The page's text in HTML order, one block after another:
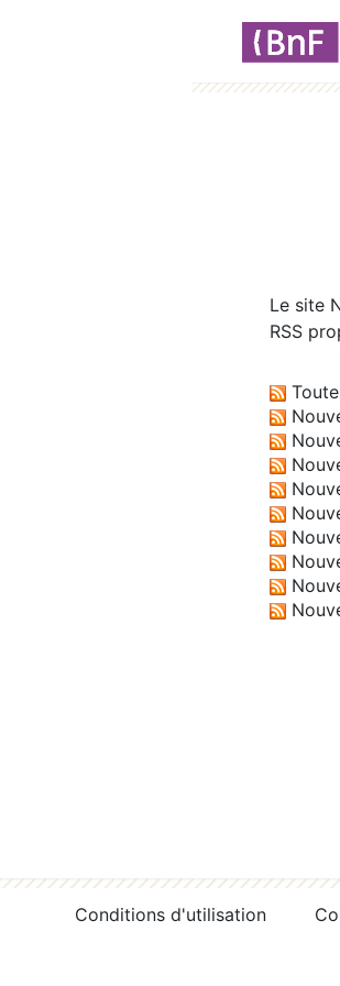
Le site
RSS
Conditions d'utilisation